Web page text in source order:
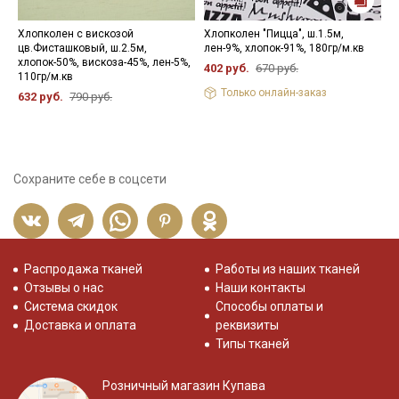
Хлопколен с вискозой
цв.Фисташковый, ш.2.5м,
хлопок-50%, вискоза-45%, лен-5%,
110гр/м.кв
632 руб. 790 руб.
Хлопколен "Пицца", ш.1.5м,
лен-9%, хлопок-91%, 180гр/м.кв
402 руб. 670 руб.
Только онлайн-заказ
Сохраните себе в соцсети
Распродажа тканей
Отзывы о нас
Система скидок
Доставка и оплата
Работы из наших тканей
Наши контакты
Способы оплаты и
реквизиты
Типы тканей
Розничный магазин Купава